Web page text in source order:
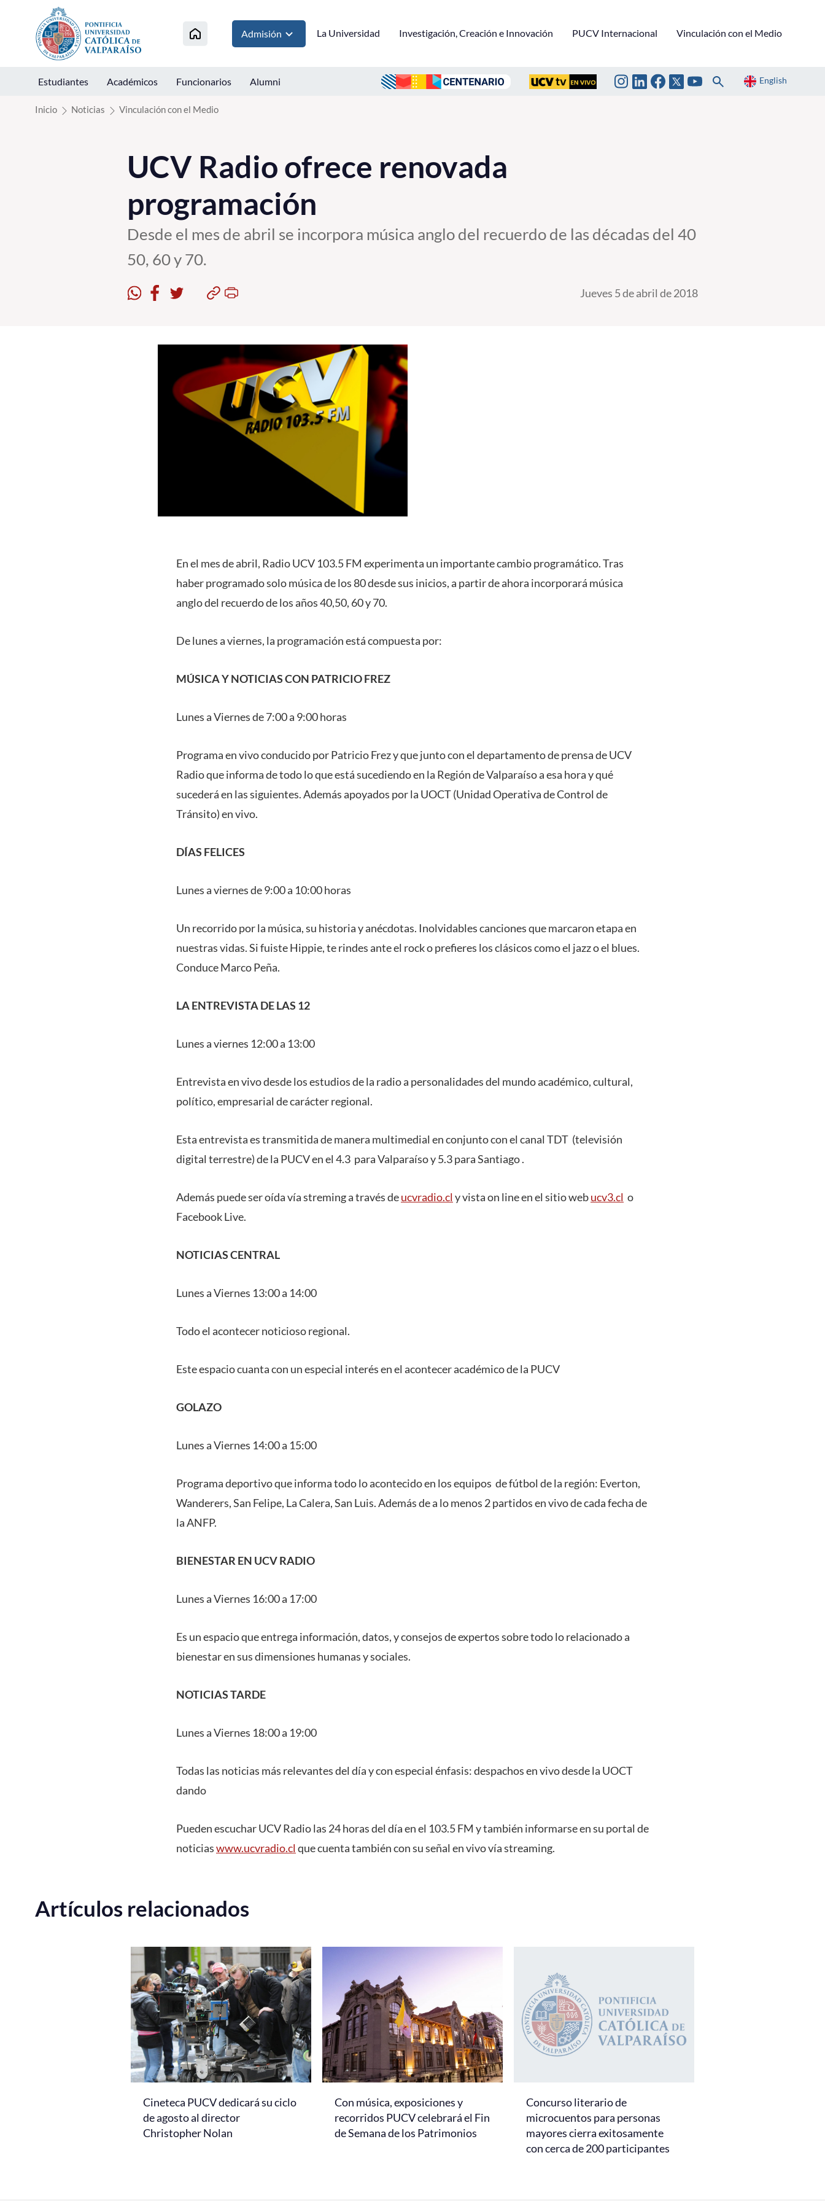
Click acá para ir directamente al contenido
Admisión La Universidad Investigación, Creación e Innovación PUCV Internacional Vinculación con el Medio
Estudiantes Académicos Funcionarios Alumni English
Inicio Noticias Vinculación con el Medio
UCV Radio ofrece renovada
programación
Desde el mes de abril se incorpora música anglo del recuerdo de las décadas del 40
50, 60 y 70.
Jueves 5 de abril de 2018
En el mes de abril, Radio UCV 103.5 FM experimenta un importante cambio programático. Tras
haber programado solo música de los 80 desde sus inicios, a partir de ahora incorporará música
anglo del recuerdo de los años 40,50, 60 y 70.
De lunes a viernes, la programación está compuesta por:
MÚSICA Y NOTICIAS CON PATRICIO FREZ
Lunes a Viernes de 7:00 a 9:00 horas
Programa en vivo conducido por Patricio Frez y que junto con el departamento de prensa de UCV
Radio que informa de todo lo que está sucediendo en la Región de Valparaíso a esa hora y qué
sucederá en las siguientes. Además apoyados por la UOCT (Unidad Operativa de Control de
Tránsito) en vivo.
DÍAS FELICES
Lunes a viernes de 9:00 a 10:00 horas
Un recorrido por la música, su historia y anécdotas. Inolvidables canciones que marcaron etapa en
nuestras vidas. Si fuiste Hippie, te rindes ante el rock o prefieres los clásicos como el jazz o el blues.
Conduce Marco Peña.
LA ENTREVISTA DE LAS 12
Lunes a viernes 12:00 a 13:00
Entrevista en vivo desde los estudios de la radio a personalidades del mundo académico, cultural,
político, empresarial de carácter regional.
Esta entrevista es transmitida de manera multimedial en conjunto con el canal TDT (televisión
digital terrestre) de la PUCV en el 4.3 para Valparaíso y 5.3 para Santiago .
Además puede ser oída vía streming a través deucvradio.cl y vista on line en el sitio webucv3.cl o
Facebook Live.
NOTICIAS CENTRAL
Lunes a Viernes 13:00 a 14:00
Todo el acontecer noticioso regional.
Este espacio cuanta con un especial interés en el acontecer académico de la PUCV
GOLAZO
Lunes a Viernes 14:00 a 15:00
Programa deportivo que informa todo lo acontecido en los equipos de fútbol de la región: Everton,
Wanderers, San Felipe, La Calera, San Luis. Además de a lo menos 2 partidos en vivo de cada fecha de
la ANFP.
BIENESTAR EN UCV RADIO
Lunes a Viernes 16:00 a 17:00
Es un espacio que entrega información, datos, y consejos de expertos sobre todo lo relacionado a
bienestar en sus dimensiones humanas y sociales.
NOTICIAS TARDE
Lunes a Viernes 18:00 a 19:00
Todas las noticias más relevantes del día y con especial énfasis: despachos en vivo desde la UOCT
dando
Pueden escuchar UCV Radio las 24 horas del día en el 103.5 FM y también informarse en su portal de
noticiaswww.ucvradio.cl que cuenta también con su señal en vivo vía streaming.
Artículos relacionados
Cineteca PUCV dedicará su ciclo
de agosto al director
Christopher Nolan
Con música, exposiciones y
recorridos PUCV celebrará el Fin
de Semana de los Patrimonios
Concurso literario de
microcuentos para personas
mayores cierra exitosamente
con cerca de 200 participantes